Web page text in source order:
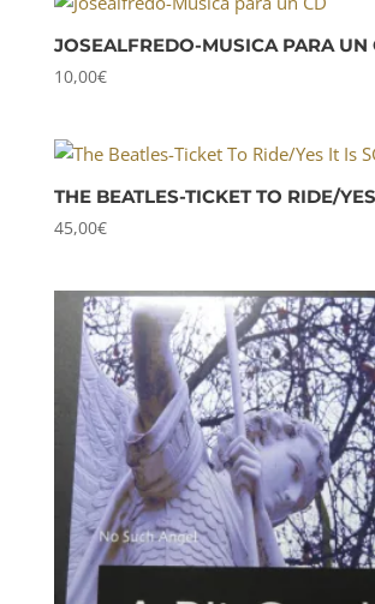
JOSEALFREDO-MUSICA PARA UN
10,00€
THE BEATLES-TICKET TO RIDE/
45,00€